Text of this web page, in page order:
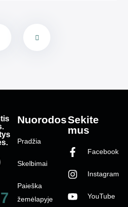
Nuorodos
Pradžia
Skelbimai
Paieška
žemėlapyje
Sekite
mus
Facebook
Instagram
YouTube